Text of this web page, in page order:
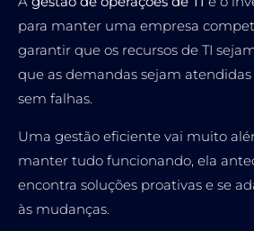
para manter uma empresa
garantir que os recursos de TI
que as demandas sejam
sem falhas.
Uma gestão eficiente vai muito
manter tudo funcionando, ela
encontra soluções proativas e se
às mudanças.